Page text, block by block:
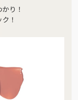
り！
！